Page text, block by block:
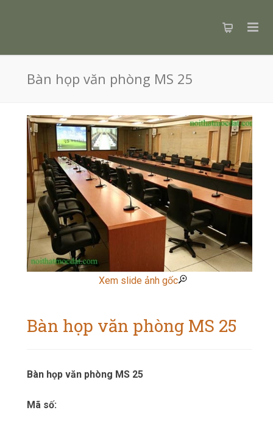
Bàn họp văn phòng MS 25
Xem slide ảnh gốc
Bàn họp văn phòng MS 25
Bàn họp văn phòng MS 25
Mã số: